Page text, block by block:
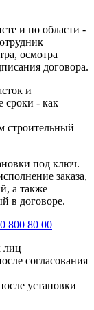
и по области -
осмотра
договора.
и
сроки - как
строительный
под ключ.
заказа,
а также
в договоре.
800 80 00
лиц
согласования
установки